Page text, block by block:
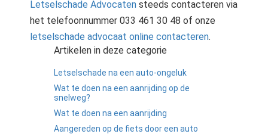
Letselschade Advocaten steeds contacteren via
het telefoonnummer 033 461 30 48 of onze
letselschade advocaat online contacteren.
Artikelen in deze categorie
Letselschade na een auto-ongeluk
Wat te doen na een aanrijding op de
snelweg?
Wat te doen na een aanrijding
Aangereden op de fiets door een auto